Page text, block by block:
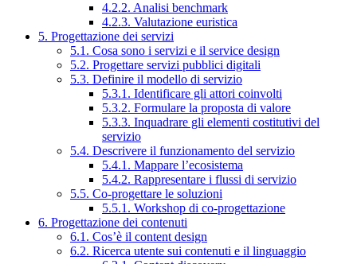
4.2.2. Analisi benchmark
4.2.3. Valutazione euristica
5. Progettazione dei servizi
5.1. Cosa sono i servizi e il service design
5.2. Progettare servizi pubblici digitali
5.3. Definire il modello di servizio
5.3.1. Identificare gli attori coinvolti
5.3.2. Formulare la proposta di valore
5.3.3. Inquadrare gli elementi costitutivi del
servizio
5.4. Descrivere il funzionamento del servizio
5.4.1. Mappare l’ecosistema
5.4.2. Rappresentare i flussi di servizio
5.5. Co-progettare le soluzioni
5.5.1. Workshop di co-progettazione
6. Progettazione dei contenuti
6.1. Cos’è il content design
6.2. Ricerca utente sui contenuti e il linguaggio